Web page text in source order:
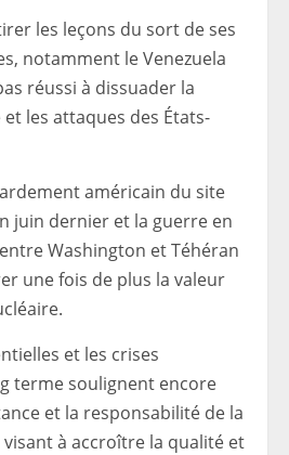
les leçons du sort de ses
notamment le Venezuela
réussi à dissuader la
les attaques des États-
américain du site
juin dernier et la guerre en
Washington et Téhéran
une fois de plus la valeur
et les crises
terme soulignent encore
et la responsabilité de la
à accroître la qualité et